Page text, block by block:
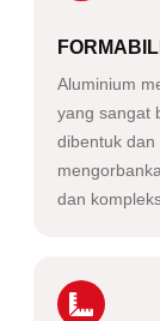
Aluminium
yang sangat
dibentuk dan
dan